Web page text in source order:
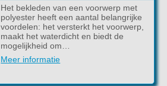
Het bekleden van een voorwerp met
polyester heeft een aantal belangrijke
voordelen: het versterkt het voorwerp,
maakt het waterdicht en biedt de
mogelijkheid om…
Meer informatie